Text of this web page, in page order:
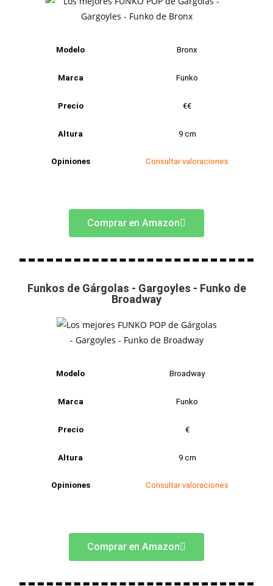
Modelo Bronx
Marca Funko
Precio €€
Altura 9 cm
Opiniones Consultar valoraciones
Comprar en Amazon
Funkos de Gárgolas - Gargoyles - Funko de
Broadway
Modelo Broadway
Marca Funko
Precio €
Altura 9 cm
Opiniones Consultar valoraciones
Comprar en Amazon